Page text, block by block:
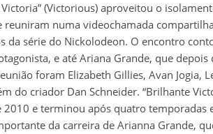
(Victorious) aproveitou o
reuniram numa videochamada
da série do Nickolodeon. O encontro
e até Ariana Grande, que
foram Elizabeth Gillies, Avan Jogia,
do criador Dan Schneider. “Brilhante
2010 e terminou após quatro temporadas
da carreira de Arianna Grande,